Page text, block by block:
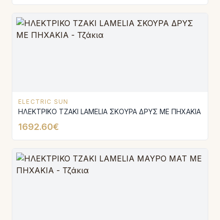
ELECTRIC SUN
ΗΛΕΚΤΡΙΚΟ ΤΖΑΚΙ LAMELIA ΣΚΟΥΡΑ ΔΡΥΣ ΜΕ ΠΗΧΑΚΙΑ
1692.60€